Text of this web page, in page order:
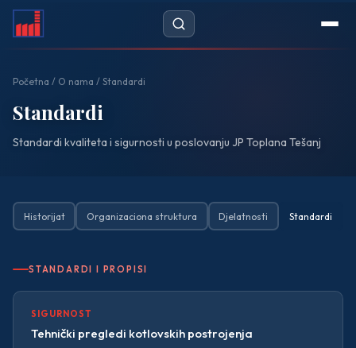
Novosti
Javne nabavke
— Cjenovnik
O NAMA
Početna / O nama / Standardi
Standardi
Standardi kvaliteta i sigurnosti u poslovanju JP Toplana Tešanj
Historijat Organizaciona struktura Djelatnosti Standardi
STANDARDI I PROPISI
SIGURNOST
Tehnički pregledi kotlovskih postrojenja